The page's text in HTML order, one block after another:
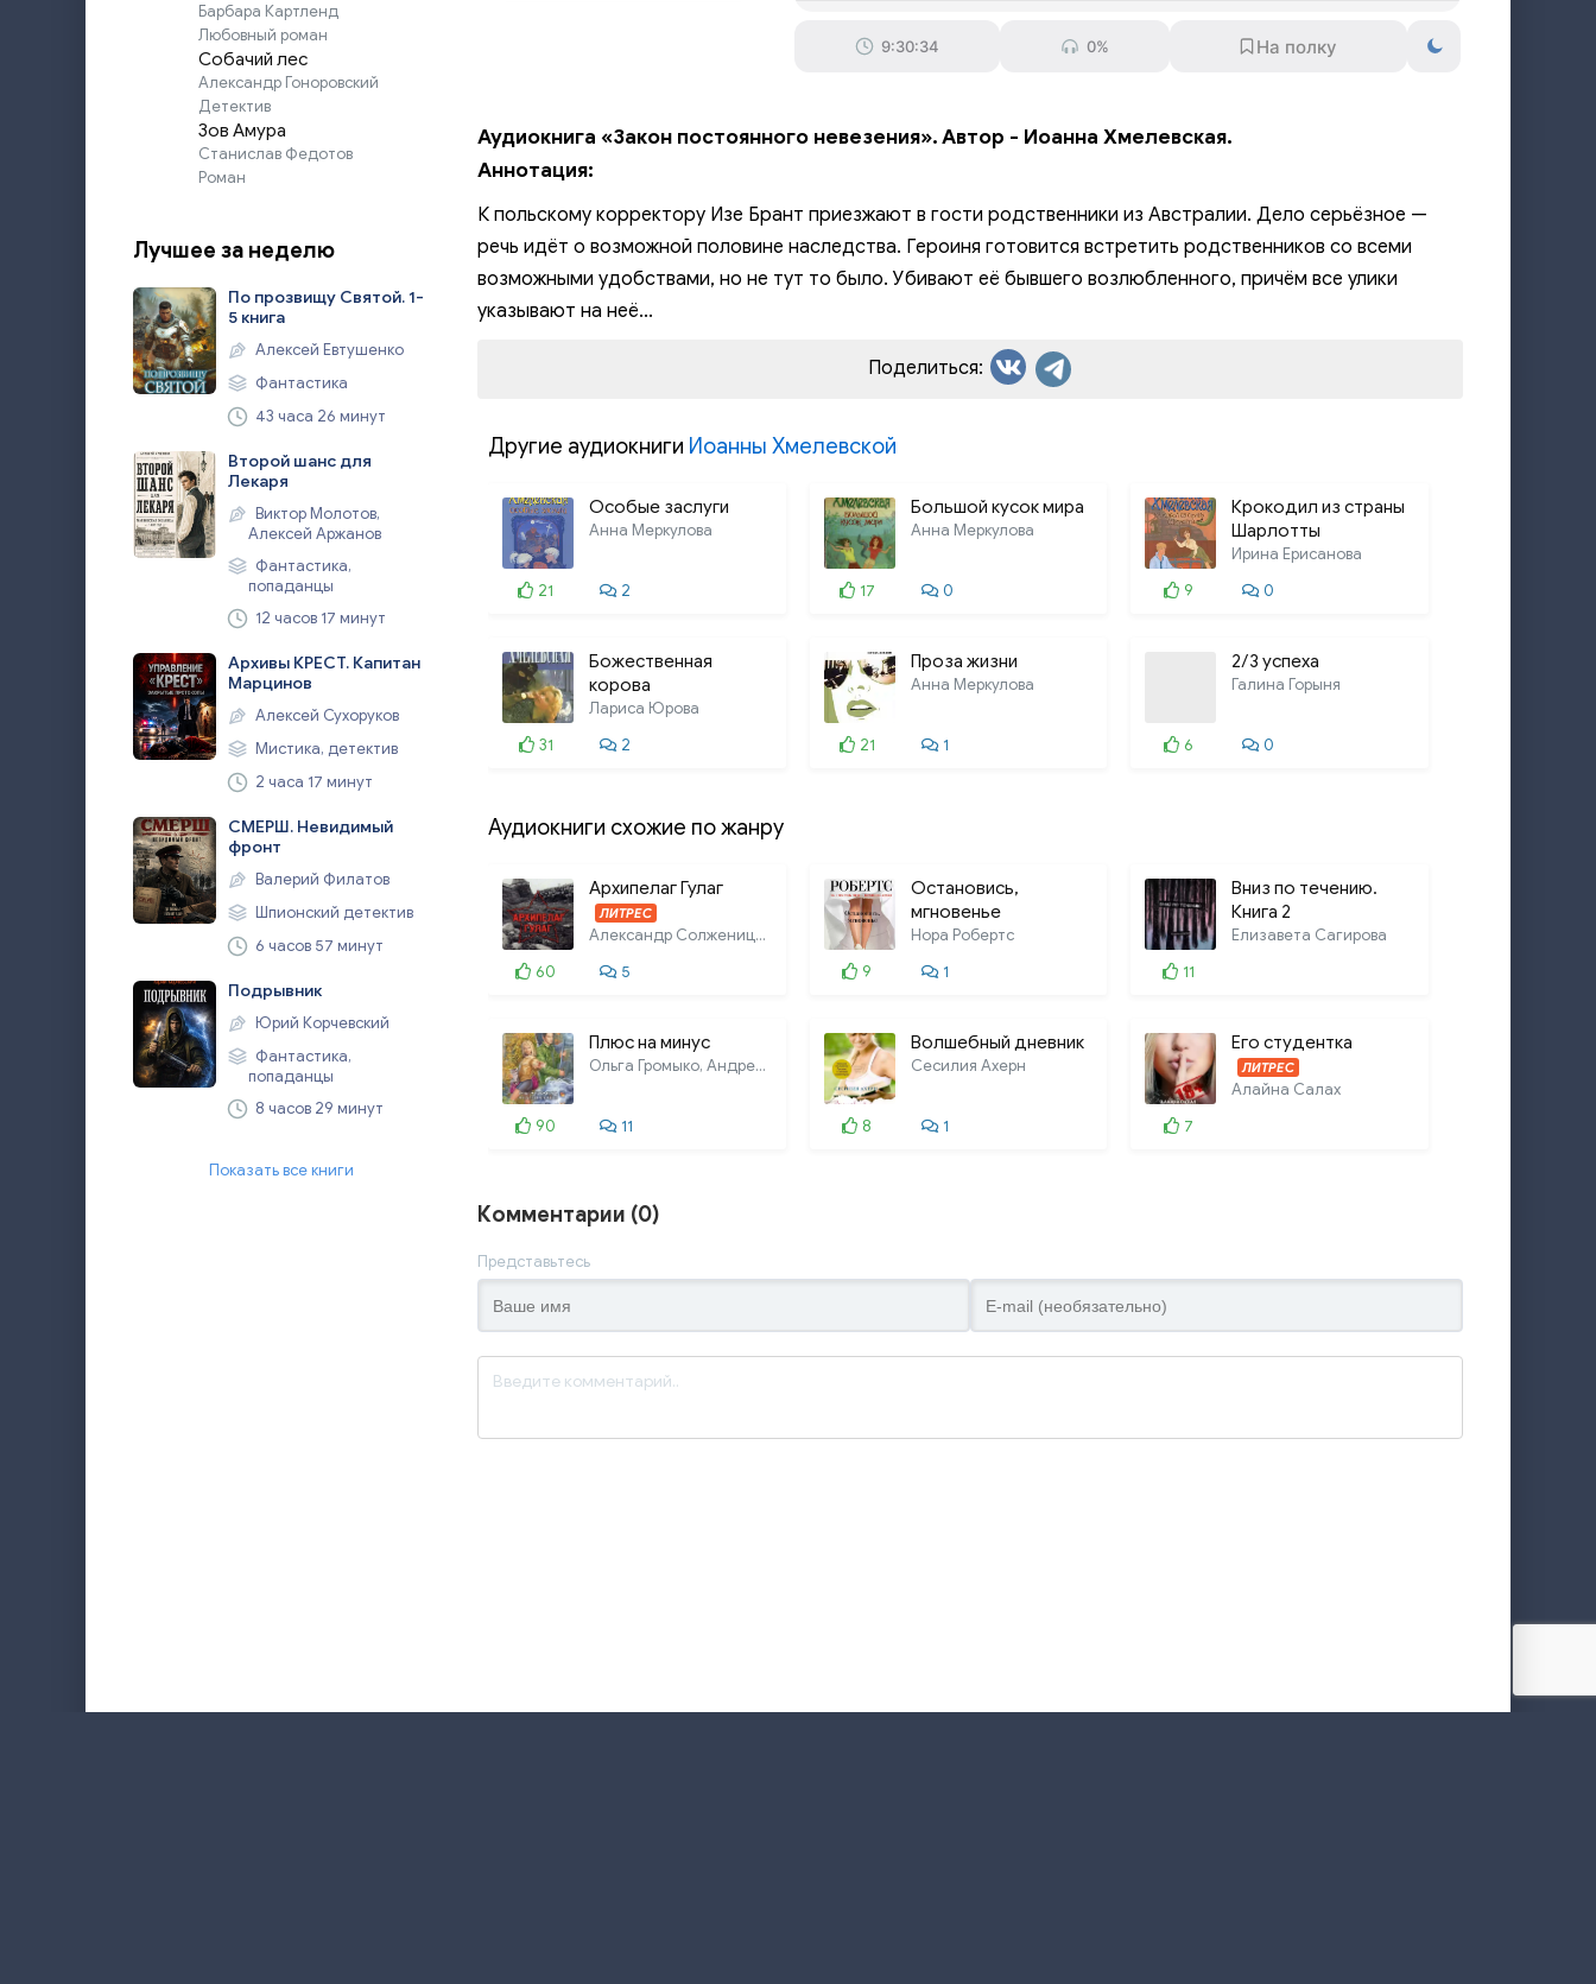
Барбара Картленд
Любовный роман
Собачий лес
Александр Гоноровский
Детектив
Зов Амура
Станислав Федотов
Роман
Лучшее за неделю
По прозвищу Святой. 1-
5 книга
Алексей Евтушенко
Фантастика
43 часа 26 минут
Второй шанс для
Лекаря
Виктор Молотов,
Алексей Аржанов
Фантастика,
попаданцы
12 часов 17 минут
Архивы КРЕСТ. Капитан
Марцинов
Алексей Сухоруков
Мистика, детектив
2 часа 17 минут
СМЕРШ. Невидимый
фронт
Валерий Филатов
Шпионский детектив
6 часов 57 минут
Подрывник
Юрий Корчевский
Фантастика,
попаданцы
8 часов 29 минут
Показать все книги
9 51:54
10
15
16
17
9:30:34 0%
Аудиокнига «Закон постоянного невезения». Автор - Иоанна Хмелевская.
Аннотация:
К польскому корректору Изе Брант приезжают в гости родственники из Австралии. Дело серьёзное —
речь идёт о возможной половине наследства. Героиня готовится встретить родственников со всеми
возможными удобствами, но не тут то было. Убивают её бывшего возлюбленного, причём все улики
указывают на неё...
Поделиться:
Другие аудиокниги Иоанны Хмелевской
Особые заслуги
Анна Меркулова
21 2
Большой кусок мира
Анна Меркулова
17 0
Крокодил из страны
Шарлотты
Ирина Ерисанова
9
0
Божественная
корова
Лариса Юрова
31
2
Проза жизни
Анна Меркулова
21 1
2/3 успеха
Галина Горыня
6 0
Аудиокниги схожие по жанру
Архипелаг Гулаг
ЛИТРЕС
Александр Солженицын
60
5
Остановись,
мгновенье
Нора Робертс
9
1
Вниз по течению.
Книга 2
Елизавета Сагирова
11
Плюс на минус
Ольга Громыко, Андрей Уланов
90 11
Волшебный дневник
Сесилия Ахерн
8 1
Его студентка
ЛИТРЕС
Алайна Салах
7
Комментарии (0)
Представьтесь